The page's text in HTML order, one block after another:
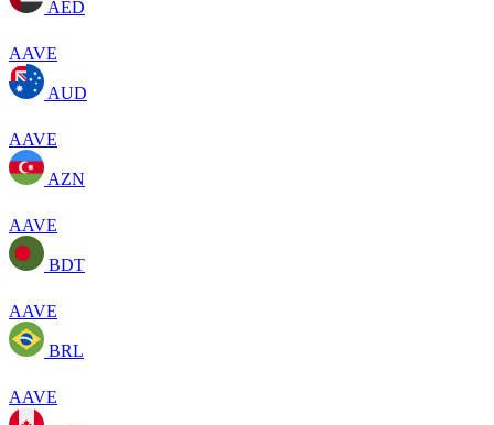
AED
AAVE
AUD
AAVE
AZN
AAVE
BDT
AAVE
BRL
AAVE